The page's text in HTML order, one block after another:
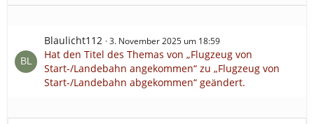
https://share.google/0lpCYA78mbylJTTLE
https://share.google/Uo08pPQCh8QgZXzyD
https://share.google/7LgboE6VN2cP4pOPC
Blaulicht112 3. November 2025 um 18:59
Hat den Titel des Themas von „Flugzeug von
Start-/Landebahn angekommen“ zu „Flugzeug von
Start-/Landebahn abgekommen“ geändert.